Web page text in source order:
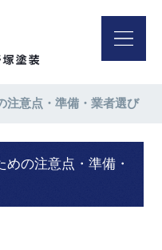
注意点・準備・業者選び
の注意点・準備・